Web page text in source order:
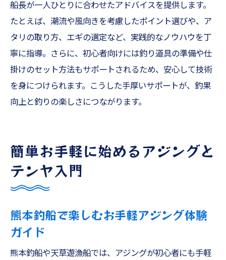
船長が一人ひとりに合わせたアドバイスを提供します。
たとえば、潮流や風向きを考慮したポイント選びや、ア
タリの取り方、エギの選定など、実践的なノウハウを丁
寧に指導。さらに、初心者向けには釣り道具の準備や仕
掛けのセット方法もサポートされるため、安心して技術
を身につけられます。こうした手厚いサポートが、釣果
向上と釣りの楽しさにつながります。
簡単お手軽に始めるアジングと
テンヤ入門
熊本釣船で楽しむお手軽アジング体験
ガイド
熊本釣船や天草遊漁船では、アジングが初心者にも手軽